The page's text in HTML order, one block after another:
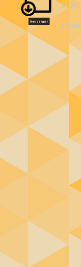
Descargar